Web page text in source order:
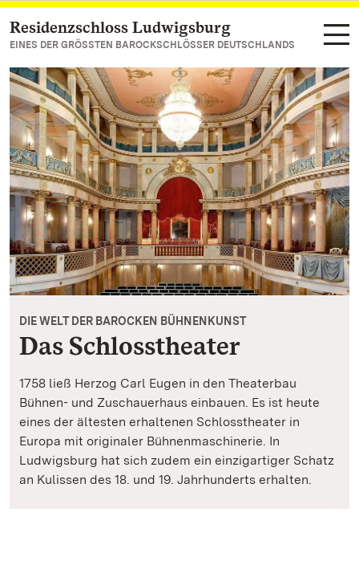
Zum Hauptinhalt springen
Residenzschloss Ludwigsburg
EINES DER GRÖSSTEN BAROCKSCHLÖSSER DEUTSCHLANDS
DIE WELT DER BAROCKEN BÜHNENKUNST
Das Schlosstheater
1758 ließ Herzog Carl Eugen in den Theaterbau
Bühnen- und Zuschauerhaus einbauen. Es ist heute
eines der ältesten erhaltenen Schlosstheater in
Europa mit originaler Bühnenmaschinerie. In
Ludwigsburg hat sich zudem ein einzigartiger Schatz
an Kulissen des 18. und 19. Jahrhunderts erhalten.